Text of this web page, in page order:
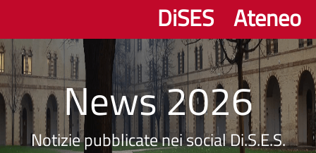
DiSES Ateneo
News 2026
Notizie pubblicate nei social Di.S.E.S.